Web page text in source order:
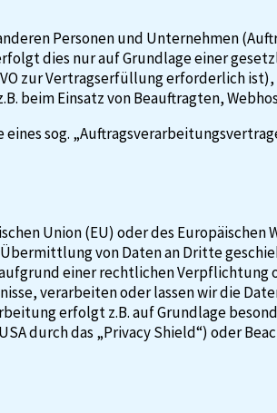
Personen und Unternehmen
dies nur auf Grundlage einer
zur Vertragserfüllung erforderlich
beim Einsatz von Beauftragten,
sog.
Union (EU) oder des Europäischen
von Daten an Dritte
einer rechtlichen Verpflichtung
verarbeiten oder lassen wir die
erfolgt z.B. auf Grundlage
durch das „Privacy Shield“) oder